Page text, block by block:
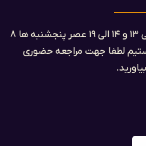
ثبت سفارش:ساعت ۸ صبح الی ۱۳ و ۱۴ الی ۱۹ عصر پنجشنبه ها ۸
هستیم لطفا جهت مراجعه حضوری